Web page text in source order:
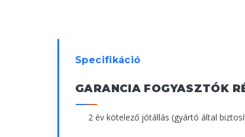
Specifikáció
GARANCIA FOGYASZTÓK
2 év kötelező jótállás (gyártó által